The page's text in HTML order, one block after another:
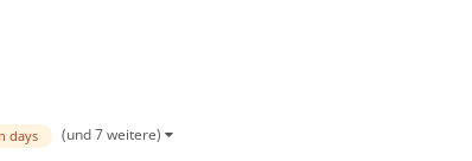
days (und 7 weitere)